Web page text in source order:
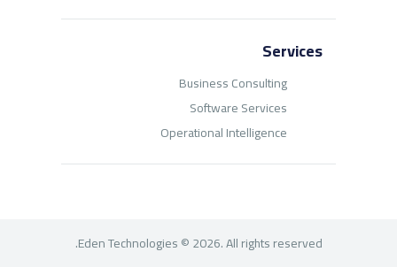
Services
Business Consulting
Software Services
Operational Intelligence
Eden Technologies © 2026. All rights reserved.